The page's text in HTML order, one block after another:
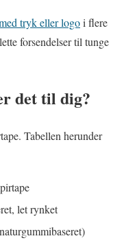
tryk eller logoi flere
forsendelser til tunge
det til dig?
Tabellen herunder
let rynket